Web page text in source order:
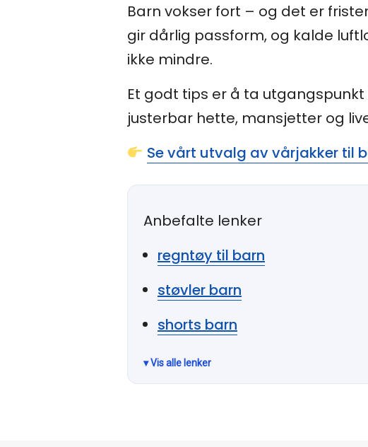
Barn vokser fort – og det er
gir dårlig passform, og kalde
ikke mindre.
Et godt tips er å ta
justerbar hette, mansjetter og
Se vårt utvalg av vårjakker til
Anbefalte lenker
regntøy til barn
støvler barn
shorts barn